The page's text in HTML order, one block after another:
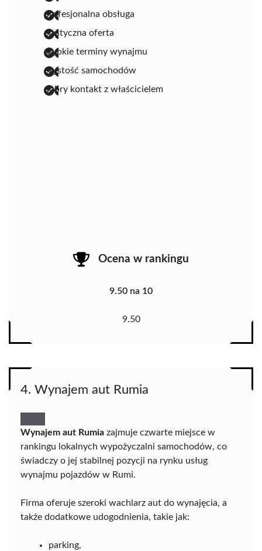
profesjonalna obsługa
elastyczna oferta
szybkie terminy wynajmu
czystość samochodów
dobry kontakt z właścicielem
Ocena w rankingu
9.50 na 10
9.50
4. Wynajem aut Rumia
Wynajem aut Rumia zajmuje czwarte miejsce w
rankingu lokalnych wypożyczalni samochodów, co
świadczy o jej stabilnej pozycji na rynku usług
wynajmu pojazdów w Rumi.
Firma oferuje szeroki wachlarz aut do wynajęcia, a
także dodatkowe udogodnienia, takie jak:
parking,